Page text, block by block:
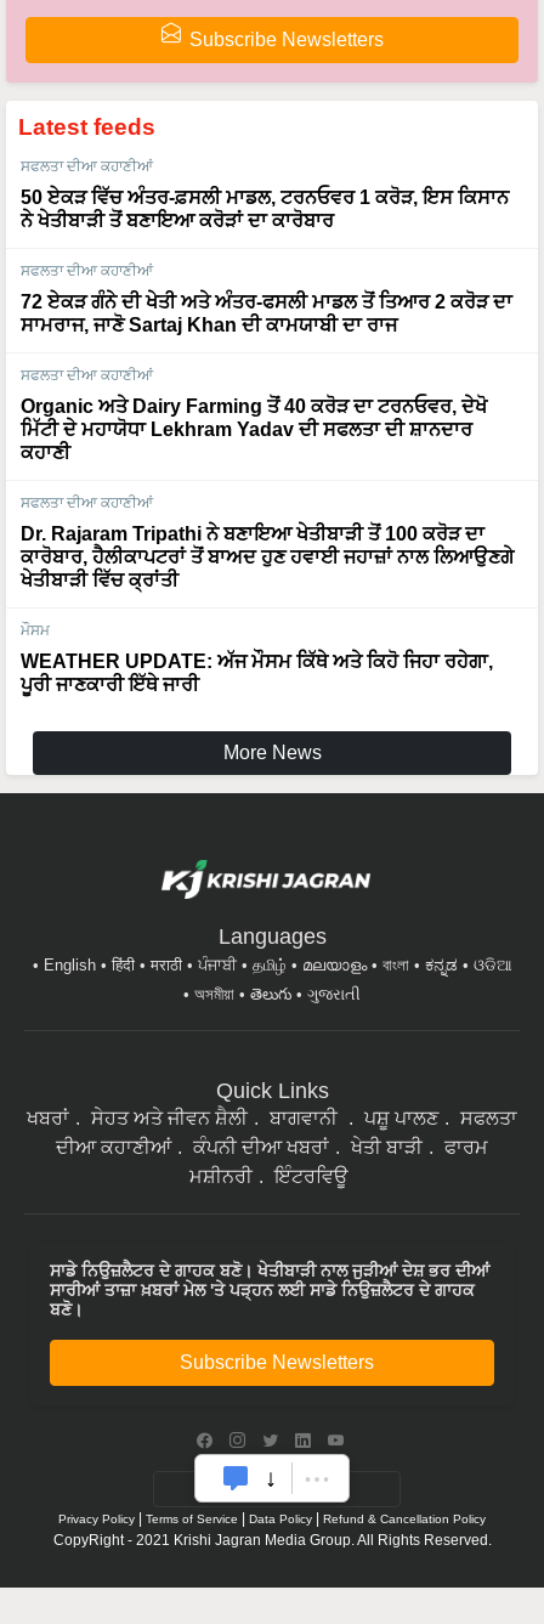
Subscribe Newsletters
Latest feeds
ਸਫਲਤਾ ਦੀਆ ਕਹਾਣੀਆਂ
50 ਏਕੜ ਵਿੱਚ ਅੰਤਰ-ਫ਼ਸਲੀ ਮਾਡਲ, ਟਰਨਓਵਰ 1 ਕਰੋੜ, ਇਸ ਕਿਸਾਨ
ਨੇ ਖੇਤੀਬਾੜੀ ਤੋਂ ਬਣਾਇਆ ਕਰੋੜਾਂ ਦਾ ਕਾਰੋਬਾਰ
ਸਫਲਤਾ ਦੀਆ ਕਹਾਣੀਆਂ
72 ਏਕੜ ਗੰਨੇ ਦੀ ਖੇਤੀ ਅਤੇ ਅੰਤਰ-ਫਸਲੀ ਮਾਡਲ ਤੋਂ ਤਿਆਰ 2 ਕਰੋੜ ਦਾ
ਸਾਮਰਾਜ, ਜਾਣੋ Sartaj Khan ਦੀ ਕਾਮਯਾਬੀ ਦਾ ਰਾਜ
ਸਫਲਤਾ ਦੀਆ ਕਹਾਣੀਆਂ
Organic ਅਤੇ Dairy Farming ਤੋਂ 40 ਕਰੋੜ ਦਾ ਟਰਨਓਵਰ, ਦੇਖੋ
ਮਿੱਟੀ ਦੇ ਮਹਾਯੋਧਾ Lekhram Yadav ਦੀ ਸਫਲਤਾ ਦੀ ਸ਼ਾਨਦਾਰ
ਕਹਾਣੀ
ਸਫਲਤਾ ਦੀਆ ਕਹਾਣੀਆਂ
Dr. Rajaram Tripathi ਨੇ ਬਣਾਇਆ ਖੇਤੀਬਾੜੀ ਤੋਂ 100 ਕਰੋੜ ਦਾ
ਕਾਰੋਬਾਰ, ਹੈਲੀਕਾਪਟਰਾਂ ਤੋਂ ਬਾਅਦ ਹੁਣ ਹਵਾਈ ਜਹਾਜ਼ਾਂ ਨਾਲ ਲਿਆਉਣਗੇ
ਖੇਤੀਬਾੜੀ ਵਿੱਚ ਕ੍ਰਾਂਤੀ
ਮੌਸਮ
WEATHER UPDATE: ਅੱਜ ਮੌਸਮ ਕਿੱਥੇ ਅਤੇ ਕਿਹੋ ਜਿਹਾ ਰਹੇਗਾ,
ਪੂਰੀ ਜਾਣਕਾਰੀ ਇੱਥੇ ਜਾਰੀ
More News
Languages
English हिंदी मराठी ਪੰਜਾਬੀ தமிழ் മലയാളം বাংলা ಕನ್ನಡ
ଓଡିଆ
অসমীয়া
తెలుగు ગુજરાતી
Quick Links
ਖਬਰਾਂ ਸੇਹਤ ਅਤੇ ਜੀਵਨ ਸ਼ੈਲੀ ਬਾਗਵਾਨੀ ਪਸ਼ੂ ਪਾਲਣ
ਸਫਲਤਾ
ਦੀਆ ਕਹਾਣੀਆਂ
ਕੰਪਨੀ ਦੀਆ ਖਬਰਾਂ ਖੇਤੀ ਬਾੜੀ
ਫਾਰਮ
ਮਸ਼ੀਨਰੀ
ਇੰਟਰਵਿਊ
ਸਾਡੇ ਨਿਉਜ਼ਲੈਟਰ ਦੇ ਗਾਹਕ ਬਣੋ। ਖੇਤੀਬਾੜੀ ਨਾਲ ਜੁੜੀਆਂ ਦੇਸ਼ ਭਰ ਦੀਆਂ
ਸਾਰੀਆਂ ਤਾਜ਼ਾ ਖ਼ਬਰਾਂ ਮੇਲ 'ਤੇ ਪੜ੍ਹਨ ਲਈ ਸਾਡੇ ਨਿਉਜ਼ਲੈਟਰ ਦੇ ਗਾਹਕ
ਬਣੋ।
Subscribe Newsletters
Privacy Policy | Terms of Service | Data Policy | Refund & Cancellation Policy
CopyRight - 2021 Krishi Jagran Media Group. All Rights Reserved.